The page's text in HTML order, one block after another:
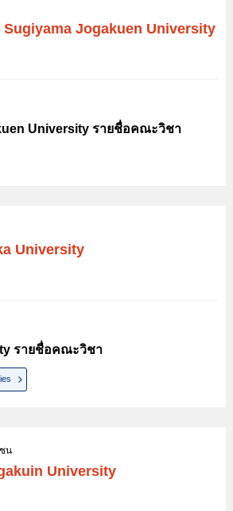
Sugiyama Jogakuen University
University รายชื่อคณะวิชา
University
รายชื่อคณะวิชา
น
University